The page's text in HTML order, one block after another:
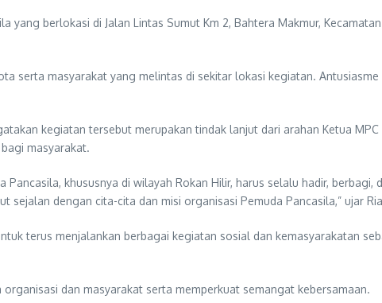
berlokasi di Jalan Lintas Sumut Km 2, Bahtera Makmur,
serta masyarakat yang melintas di sekitar lokasi kegiatan.
kegiatan tersebut merupakan tindak lanjut dari arahan Ketua
masyarakat.
khususnya di wilayah Rokan Hilir, harus selalu hadir, berbagi,
dengan cita-cita dan misi organisasi Pemuda Pancasila,” ujar
terus menjalankan berbagai kegiatan sosial dan kemasyarakatan
dan masyarakat serta memperkuat semangat kebersamaan.